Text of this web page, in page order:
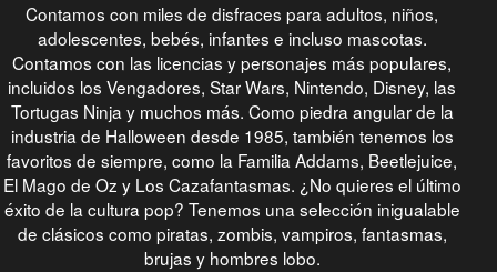
Contamos con miles de disfraces para adultos, niños,
adolescentes, bebés, infantes e incluso mascotas.
Contamos con las licencias y personajes más populares,
incluidos los Vengadores, Star Wars, Nintendo, Disney, las
Tortugas Ninja y muchos más. Como piedra angular de la
industria de Halloween desde 1985, también tenemos los
favoritos de siempre, como la Familia Addams, Beetlejuice,
El Mago de Oz y Los Cazafantasmas. ¿No quieres el último
éxito de la cultura pop? Tenemos una selección inigualable
de clásicos como piratas, zombis, vampiros, fantasmas,
brujas y hombres lobo.